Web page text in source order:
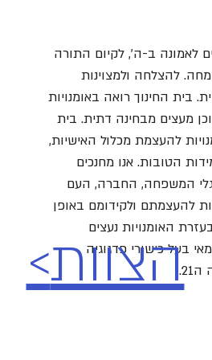
לאמונה ב-ה', לקיום התורה
להצלחה ולמצוינות
בית החינוך רואה באומנויות
וכן מעצים מבחינה דתית. בית
להעצמת מכלול האישיות,
הטובות. אנו מחנכים
המשפחה, החברה, העם
להעצמתם ולקידומם באופן
האומנויות נעצים
בעל כישורי פדגוגיה
<הצוות